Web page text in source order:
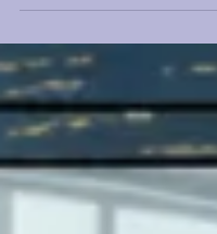
financieras más críticas.
comunes: el del costo
(guiado por el precio de
la inversión inicial (optar
comodato para evitar el
en el momento cero). En este artículo, queremos
exponerte com